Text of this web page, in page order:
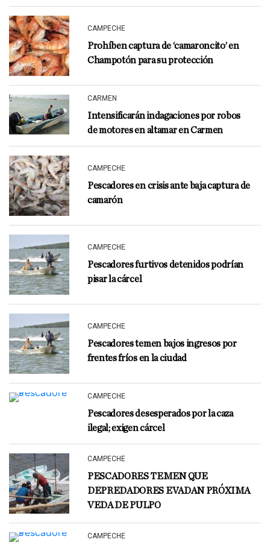
CAMPECHE
Prohíben captura de ‘camaroncito’ en
Champotón para su protección
CARMEN
Intensificarán indagaciones por robos
de motores en altamar en Carmen
CAMPECHE
Pescadores en crisis ante baja captura de
camarón
CAMPECHE
Pescadores furtivos detenidos podrían
pisar la cárcel
CAMPECHE
Pescadores temen bajos ingresos por
frentes fríos en la ciudad
CAMPECHE
Pescadores desesperados por la caza
ilegal; exigen cárcel
CAMPECHE
PESCADORES TEMEN QUE
DEPREDADORES EVADAN PRÓXIMA
VEDA DE PULPO
CAMPECHE